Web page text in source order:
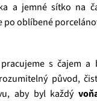
a jemné sítko na
po oblíbené
s čajem
původ,
aby byl každý